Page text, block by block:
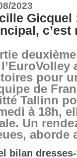
2023
Gicquel
pour
de
Tallinn
à 18h,
Un
aborde
bilan